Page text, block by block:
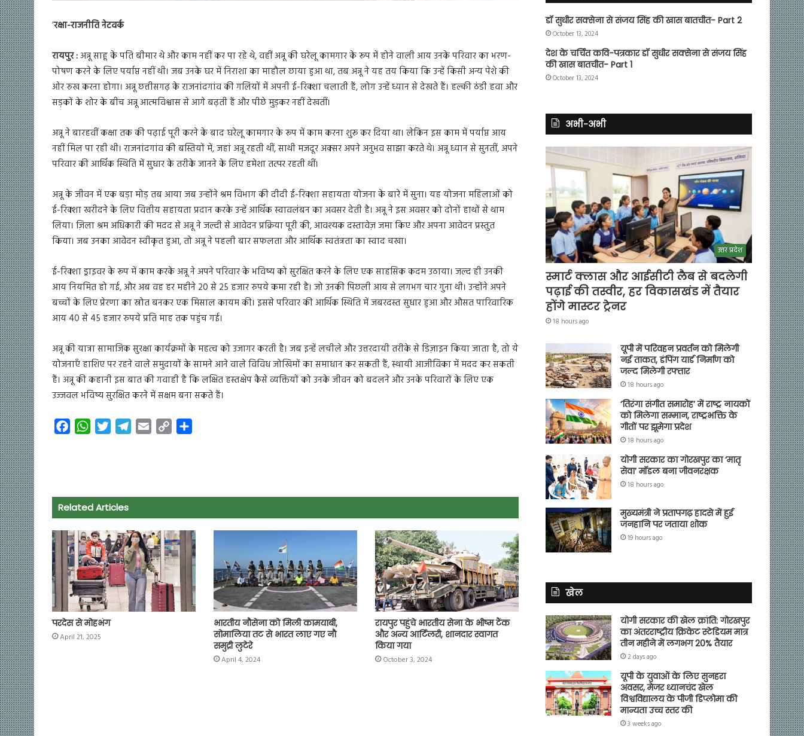
’रक्षा-राजनीति नेटवर्क
रायपुर :अन्नू साहू के पति बीमार थे और काम नहीं कर पा रहे थे, वहीं अन्नू की घरेलू कामगार के रूप में होने वाली आय उनके परिवार का भरण-
पोषण करने के लिए पर्याप्त नहीं थी। जब उनके घर में निराशा का माहौल छाया हुआ था, तब अन्नू ने यह तय किया कि उन्हें किसी अन्य पेशे की
ओर रुख करना होगा। अन्नू छत्तीसगढ़ के राजनांदगांव की गलियों में अपनी ई-रिक्शा चलाती हैं, लोग उन्हें ध्यान से देखते हैं। हल्की ठंडी हवा और
सड़कों के शोर के बीच अन्नू आत्मविश्वास से आगे बढ़ती हैं और पीछे मुड़कर नहीं देखतीं।
अन्नू ने बारहवीं कक्षा तक की पढ़ाई पूरी करने के बाद घरेलू कामगार के रूप में काम करना शुरू कर दिया था। लेकिन इस काम में पर्याप्त आय
नहीं मिल पा रही थी। राजनांदगांव की बस्तियों में, जहां अन्नू रहती थीं, साथी मजदूर अक्सर अपने अनुभव साझा करते थे। अन्नू ध्यान से सुनतीं, अपने
परिवार की आर्थिक स्थिति में सुधार के तरीके जानने के लिए हमेशा तत्पर रहती थीं।
अन्नू के जीवन में एक बड़ा मोड़ तब आया जब उन्होंने श्रम विभाग की दीदी ई-रिक्शा सहायता योजना के बारे में सुना। यह योजना महिलाओं को
ई-रिक्शा खरीदने के लिए वित्तीय सहायता प्रदान करके उन्हें आर्थिक स्वावलंबन का अवसर देती है। अन्नू ने इस अवसर को दोनों हाथों से थाम
लिया। ज़िला श्रम अधिकारी की मदद से अन्नू ने जल्दी से आवेदन प्रक्रिया पूरी की, आवश्यक दस्तावेज़ जमा किए और अपना आवेदन प्रस्तुत
किया। जब उनका आवेदन स्वीकृत हुआ, तो अन्नू ने पहली बार सफलता और आर्थिक स्वतंत्रता का स्वाद चखा।
ई-रिक्शा ड्राइवर के रूप में काम करके अन्नू ने अपने परिवार के भविष्य को सुरक्षित करने के लिए एक साहसिक कदम उठाया। जल्द ही उनकी
आय नियमित हो गई, और अब वह हर महीने 20 से 25 हजार रुपये कमा रही है। जो उनकी पिछली आय से लगभग चार गुना थी। उन्होंने अपने
बच्चों के लिए प्रेरणा का स्रोत बनकर एक मिसाल कायम की। इससे परिवार की आर्थिक स्थिति में जबरदस्त सुधार हुआ और औसत पारिवारिक
आय 40 से 45 हजार रुपये प्रति माह तक पहुंच गई।
अन्नू की यात्रा सामाजिक सुरक्षा कार्यक्रमों के महत्व को उजागर करती है। जब इन्हें लचीले और उत्तरदायी तरीके से डिज़ाइन किया जाता है, तो ये
योजनाएँ हाशिए पर रहने वाले समुदायों के सामने आने वाले विविध जोखिमों का समाधान कर सकती हैं, स्थायी आजीविका में मदद कर सकती
हैं। अन्नू की कहानी इस बात की गवाही है कि लक्षित हस्तक्षेप कैसे व्यक्तियों को उनके जीवन को बदलने और उनके परिवारों के लिए एक
उज्जवल भविष्य सुरक्षित करने में सक्षम बना सकते हैं।
o
o
k
W
A
p
p
e
r
a
m
n
k
Related Articles
परदेस से मोहभंग
April 21, 2025
भारतीय नौसेना को मिली कामयाबी,
सोमालिया तट से भारत लाए गए नौ
समुद्री लुटेरे
April 4, 2024
रायपुर पहुंचे भारतीय सेना के भीष्म टैंक
और अन्य आर्टिलरी, शानदार स्वागत
किया गया
October 3, 2024
डॉ सुधीर सक्सेना से संजय सिंह की खास बातचीत- Part 2
October 13, 2024
देश के चर्चित कवि-पत्रकार डॉ सुधीर सक्सेना से संजय सिंह
की खास बातचीत- Part 1
October 13, 2024
अभी-अभी
उत्तर प्रदेश
स्मार्ट क्लास और आईसीटी लैब से बदलेगी
पढ़ाई की तस्वीर, हर विकासखंड में तैयार
होंगे मास्टर ट्रेनर
18 hours ago
यूपी में परिवहन प्रवर्तन को मिलेगी
नई ताकत, डंपिंग यार्ड निर्माण को
जल्द मिलेगी रफ्तार
18 hours ago
‘तिरंगा संगीत समारोह’ में राष्ट्र नायकों
को मिलेगा सम्मान, राष्ट्रभक्ति के
गीतों पर झूमेगा प्रदेश
18 hours ago
योगी सरकार का गोरखपुर का ‘मातृ
सेवा’ मॉडल बना जीवनरक्षक
18 hours ago
मुख्यमंत्री ने प्रतापगढ़ हादसे में हुई
जनहानि पर जताया शोक
19 hours ago
खेल
योगी सरकार की खेल क्रांति: गोरखपुर
का अंतरराष्ट्रीय क्रिकेट स्टेडियम मात्र
तीन महीने में लगभग 20% तैयार
2 days ago
यूपी के युवाओं के लिए सुनहरा
अवसर, मेजर ध्यानचंद खेल
विश्वविद्यालय के पीजी डिप्लोमा की
मान्यता उच्च स्तर की
3 weeks ago